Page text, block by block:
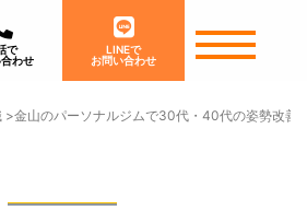
で
わせ
LINEで
お問い合わせ
>金山のパーソナルジムで30代・40代の姿勢改善